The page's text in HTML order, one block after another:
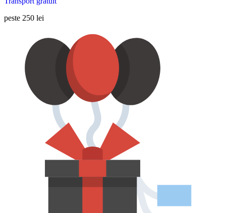
peste 250 lei